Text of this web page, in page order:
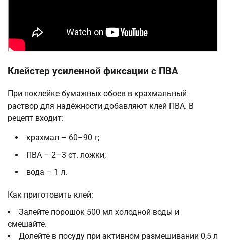
Клейстер усиленной фиксации с ПВА
При поклейке бумажных обоев в крахмальный
раствор для надёжности добавляют клей ПВА. В
рецепт входит:
крахмал – 60–90 г;
ПВА – 2–3 ст. ложки;
вода – 1 л.
Как приготовить клей:
Залейте порошок 500 мл холодной воды и
смешайте.
Долейте в посуду при активном размешивании 0,5 л